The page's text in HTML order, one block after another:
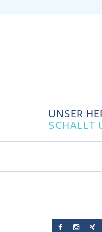
UNSER
SCHALLT